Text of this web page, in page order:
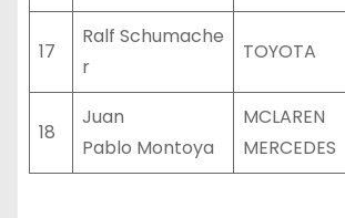
17
Ralf Schumache
r
TOYOTA
18
Juan
Pablo Montoya
MCLAREN
MERCEDES